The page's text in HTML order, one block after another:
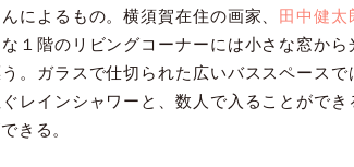
によるもの。横須賀在住の画家、
田中健太
１階のリビングコーナーには小さな窓から
。ガラスで仕切られた広いバススペースで
レインシャワーと、数人で入ることができ
きる。